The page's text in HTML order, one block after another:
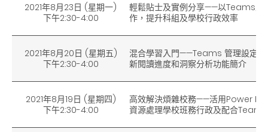
2021年8月23日 (星期一)
下午2:30-4:00
輕鬆貼士及實例分享——以Teams及
作，提升科組及學校行政效率
2021年8月20日 (星期五)
下午2:30-4:00
混合學習入門——Teams 管理設定、
新閱讀進度和洞察分析功能簡介
2021年8月19日 (星期四)
下午2:30-4:00
高效解決煩雜校務——活用Power
資源處理學校班務行政及配合